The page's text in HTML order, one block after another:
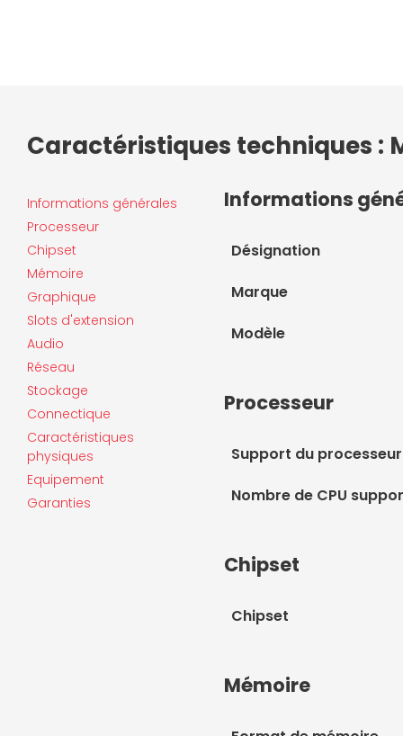
Caractéristiques techniques :
Informations générales
Processeur
Chipset
Mémoire
Graphique
Slots d'extension
Audio
Réseau
Stockage
Connectique
Caractéristiques
physiques
Equipement
Garanties
Informations
Désignation
Marque
Modèle
Processeur
Support du processeur
Nombre de CPU
Chipset
Chipset
Mémoire